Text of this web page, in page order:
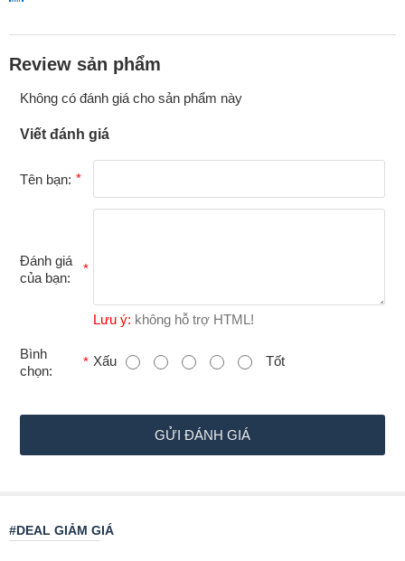
Review sản phẩm
Không có đánh giá cho sản phẩm này
Viết đánh giá
Tên bạn:
Đánh giá
của bạn:
Lưu ý: không hỗ trợ HTML!
B
ì
n
Bình
chọn:
Xấu Tốt
GỬI ĐÁNH GIÁ
#DEAL GIẢM GIÁ